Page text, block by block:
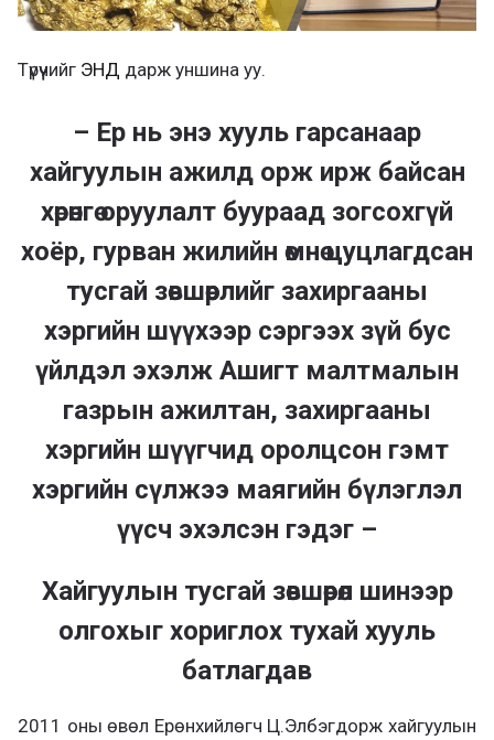
Түрүүчийг ЭНД дарж уншина уу.
– Ер нь энэ хууль гарсанаар
хайгуулын ажилд орж ирж байсан
хөрөнгө оруулалт буураад зогсохгүй
хоёр, гурван жилийн өмнө цуцлагдсан
тусгай зөвшөөрлийг захиргааны
хэргийн шүүхээр сэргээх зүй бус
үйлдэл эхэлж Ашигт малтмалын
газрын ажилтан, захиргааны
хэргийн шүүгчид оролцсон гэмт
хэргийн сүлжээ маягийн бүлэглэл
үүсч эхэлсэн гэдэг –
Хайгуулын тусгай зөвшөөрөл шинээр
олгохыг хориглох тухай хууль
батлагдав
2011 оны өвөл Ерөнхийлөгч Ц.Элбэгдорж хайгуулын